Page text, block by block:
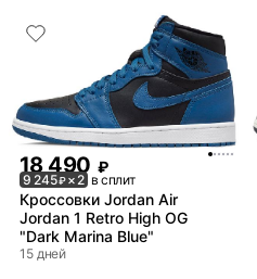
18 490 ₽
9 245₽× 2 в сплит
Кроссовки Jordan Air
Jordan 1 Retro High OG
"Dark Marina Blue"
15 дней